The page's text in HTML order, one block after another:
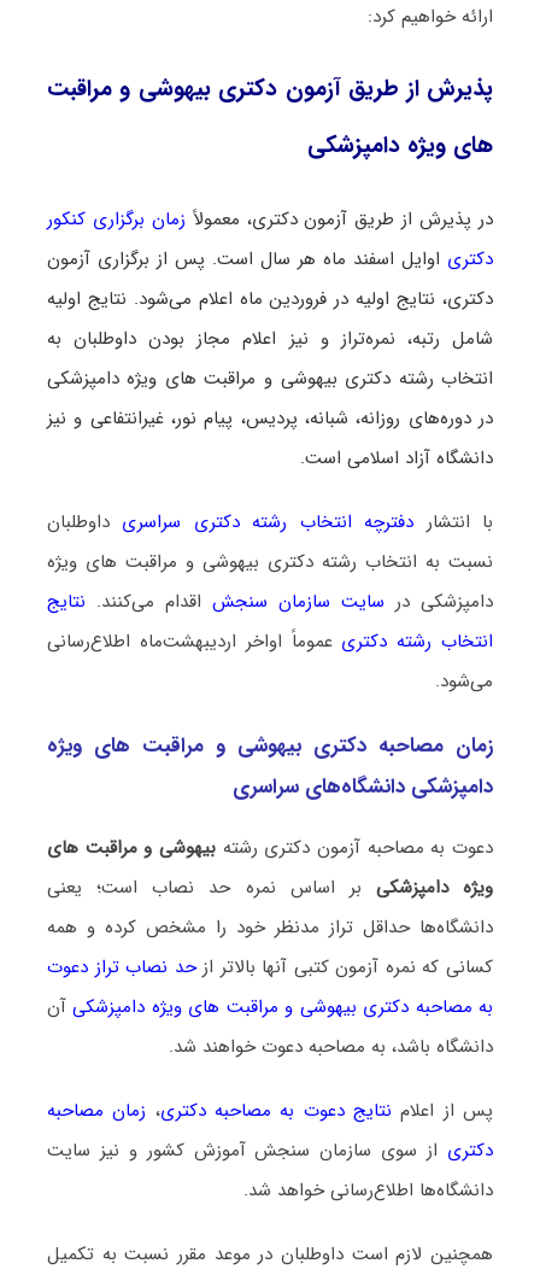
ارائه خواهیم کرد:
پذیرش از طریق آزمون دکتری بیهوشی و مراقبت
‌های ویژه دامپزشکی
در پذیرش از طریق آزمون دکتری، معمولاً زمان برگزاری کنکور
دکتری اوایل اسفند ماه هر سال است. پس از برگزاری آزمون
دکتری، نتایج اولیه در فروردین ماه اعلام می‌شود. نتایج اولیه
شامل رتبه، نمره‌تراز و نیز اعلام مجاز بودن داوطلبان به
انتخاب رشته دکتری بیهوشی و مراقبت ‌های ویژه دامپزشکی
در دوره‌های روزانه، شبانه، پردیس، پیام نور، غیرانتفاعی و نیز
دانشگاه آزاد اسلامی است.
با انتشار دفترچه انتخاب رشته دکتری سراسری داوطلبان
نسبت به انتخاب رشته دکتری بیهوشی و مراقبت ‌های ویژه
دامپزشکی در سایت سازمان سنجش اقدام می‌کنند. نتایج
انتخاب رشته دکتری عموماً اواخر اردیبهشت‌ماه اطلاع‌رسانی
می‌شود.
زمان مصاحبه دکتری بیهوشی و مراقبت ‌های ویژه
دامپزشکی دانشگاه‌های سراسری
دعوت به مصاحبه آزمون دکتری رشته بیهوشی و مراقبت ‌های
ویژه دامپزشکی بر اساس نمره حد نصاب است؛ یعنی
دانشگاه‌ها حداقل تراز مدنظر خود را مشخص کرده و همه
کسانی که نمره آزمون کتبی آنها بالاتر ازحد نصاب تراز دعوت
به مصاحبه دکتری بیهوشی و مراقبت ‌های ویژه دامپزشکی آن
دانشگاه باشد، به مصاحبه دعوت خواهند شد.
پس از اعلام نتایج دعوت به مصاحبه دکتری، زمان مصاحبه
دکتری از سوی سازمان سنجش آموزش کشور و نیز سایت
دانشگاه‌ها اطلاع‌رسانی خواهد شد.
همچنین لازم است داوطلبان در موعد مقرر نسبت به تکمیل